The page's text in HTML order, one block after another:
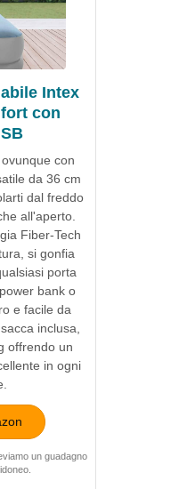
Intex
con
con
da 36 cm
dal freddo
all'aperto.
Fiber-Tech
si gonfia
porta
bank o
e facile da
inclusa,
offrendo un
in ogni
un guadagno